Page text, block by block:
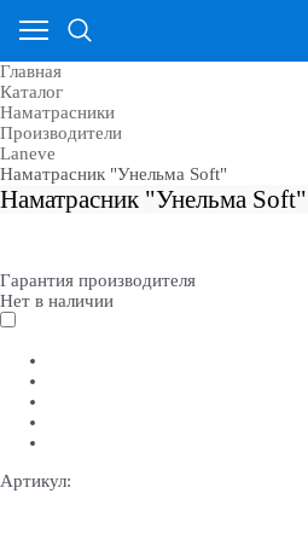
Главная
Каталог
Наматрасники
Производители
Laneve
Наматрасник "Унельма Soft"
Наматрасник "Унельма Soft"
Гарантия производителя
Нет в наличии
Артикул: